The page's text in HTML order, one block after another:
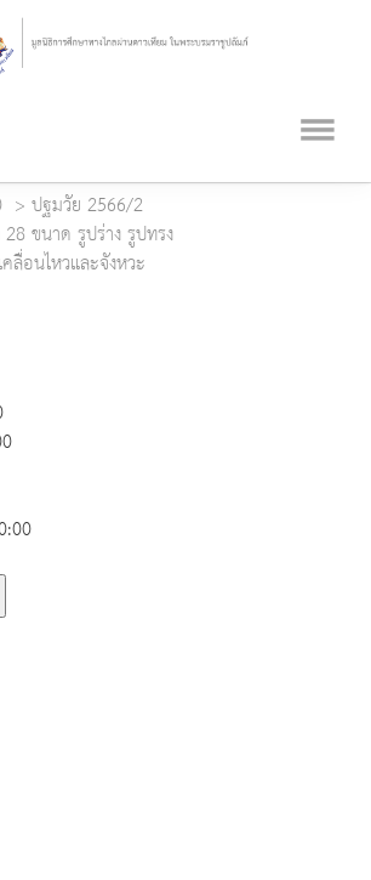
ปฐมวัย 2566/2
ขนาด รูปร่าง รูปทรง
ลื่อนไหวและจังหวะ